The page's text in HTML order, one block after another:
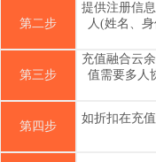
第二步
提供注册信
人(姓名、
第三步
充值融合云
值需要多人
第四步
如折扣在充